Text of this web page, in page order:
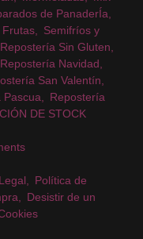
de PanaderÍa
Frutas
Semifríos y
Repostería Sin Gluten
Repostería Navidad
San Valentín
Pascua
Repostería
DE STOCK
Política de
Desistir de un